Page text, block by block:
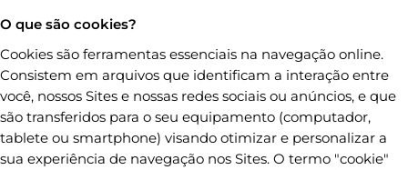
O que são cookies?
Cookies são ferramentas essenciais na navegação online.
Consistem em arquivos que identificam a interação entre
você, nossos Sites e nossas redes sociais ou anúncios, e que
são transferidos para o seu equipamento (computador,
tablete ou smartphone) visando otimizar e personalizar a
sua experiência de navegação nos Sites. O termo "cookie"